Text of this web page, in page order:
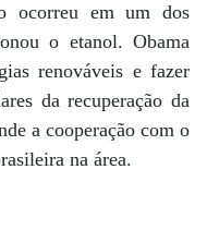
ocorreu em um dos
o etanol. Obama
renováveis e fazer
da recuperação da
a cooperação com o
na área.